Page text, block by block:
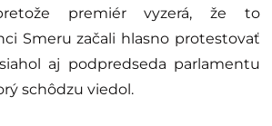
premiér vyzerá, že to
Smeru začali hlasno protestovať
aj podpredseda parlamentu
schôdzu viedol.